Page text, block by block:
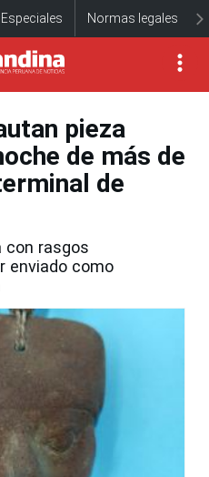
Especiales Normas legales
pieza
de más de
de
con rasgos
enviado como